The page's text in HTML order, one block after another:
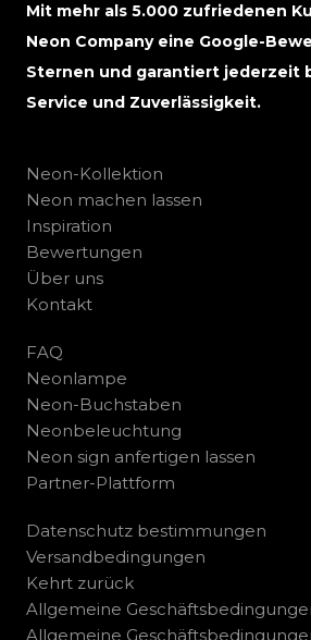
Mit mehr als 5.000 zufriedenen
Neon Company eine Google-
Sternen und garantiert jederzeit
Service und Zuverlässigkeit.
Neon-Kollektion
Neon machen lassen
Inspiration
Bewertungen
Über uns
Kontakt
FAQ
Neonlampe
Neon-Buchstaben
Neonbeleuchtung
Neon sign anfertigen lassen
Partner-Plattform
Datenschutz bestimmungen
Versandbedingungen
Kehrt zurück
Allgemeine
Allgemeine